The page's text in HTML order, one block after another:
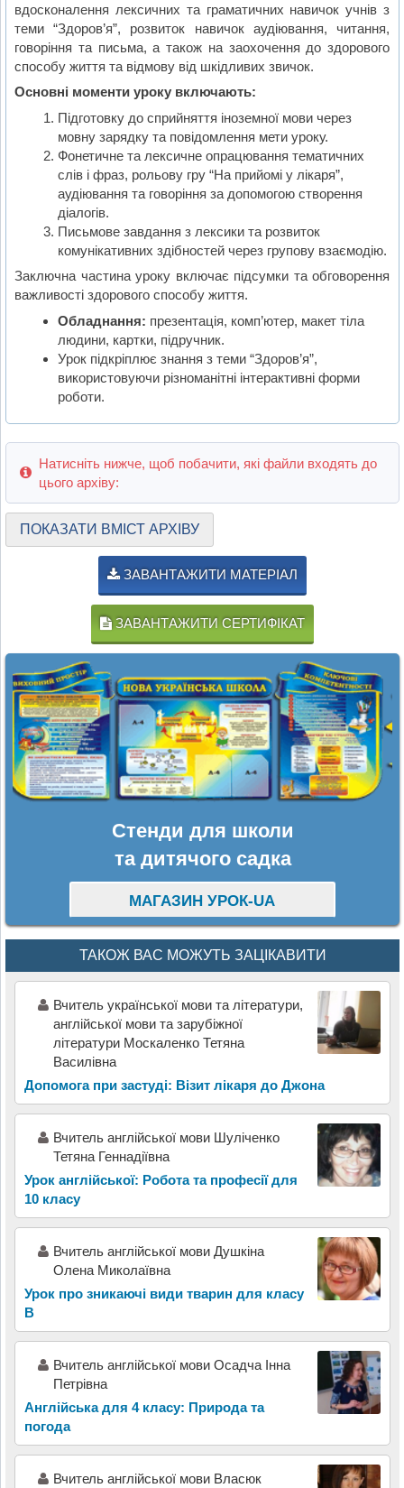
вдосконалення лексичних та граматичних навичок учнів з
теми “Здоров’я”, розвиток навичок аудіювання, читання,
говоріння та письма, а також на заохочення до здорового
способу життя та відмову від шкідливих звичок.
Основні моменти уроку включають:
Підготовку до сприйняття іноземної мови через
мовну зарядку та повідомлення мети уроку.
Фонетичне та лексичне опрацювання тематичних
слів і фраз, рольову гру “На прийомі у лікаря”,
аудіювання та говоріння за допомогою створення
діалогів.
Письмове завдання з лексики та розвиток
комунікативних здібностей через групову взаємодію.
Заключна частина уроку включає підсумки та обговорення
важливості здорового способу життя.
Обладнання: презентація, комп’ютер, макет тіла
людини, картки, підручник.
Урок підкріплює знання з теми “Здоров’я”,
використовуючи різноманітні інтерактивні форми
роботи.
Натисніть нижче, щоб побачити, які файли входять до
цього архіву:
ПОКАЗАТИ ВМІСТ АРХІВУ
ЗАВАНТАЖИТИ МАТЕРІАЛ
ЗАВАНТАЖИТИ СЕРТИФІКАТ
Стенди для школи
та дитячого садка
МАГАЗИН УРОК-UA
ТАКОЖ ВАС МОЖУТЬ ЗАЦІКАВИТИ
Вчитель української мови та літератури,
англійської мови та зарубіжної
літератури Москаленко Тетяна
Василівна
Допомога при застуді: Візит лікаря до Джона
Вчитель англійської мови Шуліченко
Тетяна Геннадіївна
Урок англійської: Робота та професії для
10 класу
Вчитель англійської мови Душкіна
Олена Миколаївна
Урок про зникаючі види тварин для класу
В
Вчитель англійської мови Осадча Інна
Петрівна
Англійська для 4 класу: Природа та
погода
Вчитель англійської мови Власюк